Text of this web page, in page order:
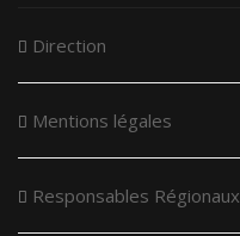
Direction
Mentions légales
Responsables Régionaux